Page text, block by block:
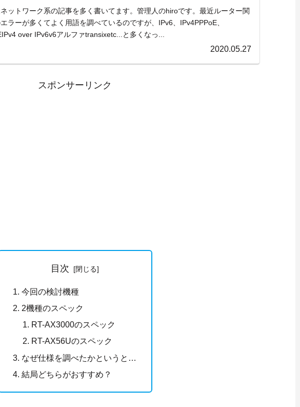
ットワーク系の記事を多く書いてます。管理人のhiroです。最近ルーター関
ラーが多くてよく用語を調べているのですが、IPv6、IPv4PPPoE、
over IPv6v6アルファtransixetc...と多くなっ...
2020.05.27
スポンサーリンク
目次
今回の検討機種
2機種のスペック
RT-AX3000のスペック
RT-AX56Uのスペック
なぜ仕様を調べたかというと…
結局どちらがおすすめ？